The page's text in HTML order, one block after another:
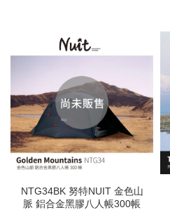
NTG34BK 努特NUIT 金色山
脈 鋁合金黑膠八人帳300帳